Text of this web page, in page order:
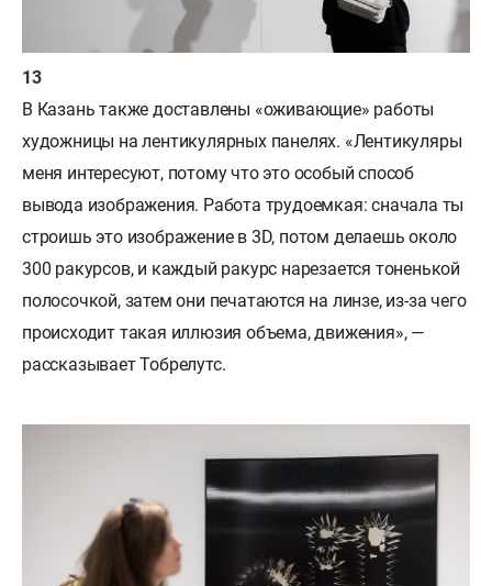
В Казань также доставлены «оживающие» работы
художницы на лентикулярных панелях. «Лентикуляры
меня интересуют, потому что это особый способ
вывода изображения. Работа трудоемкая: сначала ты
строишь это изображение в 3D, потом делаешь около
300 ракурсов, и каждый ракурс нарезается тоненькой
полосочкой, затем они печатаются на линзе, из-за чего
происходит такая иллюзия объема, движения», —
рассказывает Тобрелутс.